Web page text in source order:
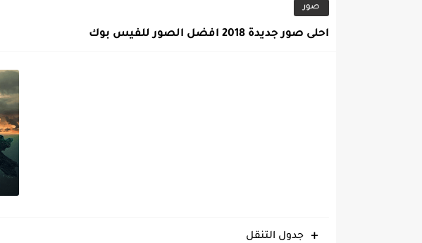
صور
احلى صور جديدة 2018 افضل الصور للفيس بوك
جدول التنقل